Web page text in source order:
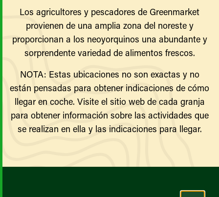
Los agricultores y pescadores de Greenmarket
provienen de una amplia zona del noreste y
proporcionan a los neoyorquinos una abundante y
sorprendente variedad de alimentos frescos.
NOTA: Estas ubicaciones no son exactas y no
están pensadas para obtener indicaciones de cómo
llegar en coche. Visite el sitio web de cada granja
para obtener información sobre las actividades que
se realizan en ella y las indicaciones para llegar.